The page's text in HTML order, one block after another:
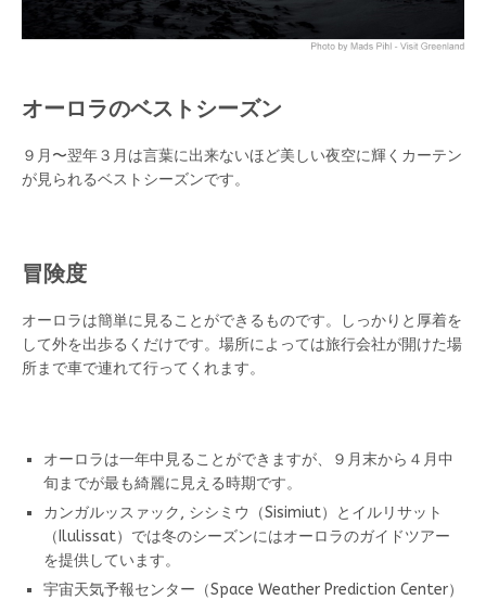
オーロラのベストシーズン
９月〜翌年３月は言葉に出来ないほど美しい夜空に輝くカーテン
が見られるベストシーズンです。
冒険度
オーロラは簡単に見ることができるものです。しっかりと厚着を
して外を出歩るくだけです。場所によっては旅行会社が開けた場
所まで車で連れて行ってくれます。
オーロラは一年中見ることができますが、９月末から４月中
旬までが最も綺麗に見える時期です。
カンガルッスァック, シシミウ（Sisimiut）とイルリサット
（Ilulissat）では冬のシーズンにはオーロラのガイドツアー
を提供しています。
宇宙天気予報センター（Space Weather Prediction Center）